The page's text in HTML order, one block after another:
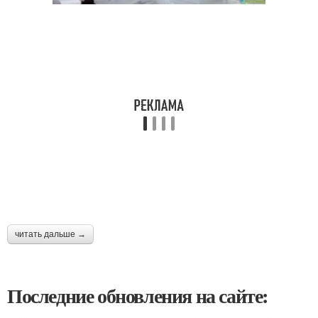
читать дальше →
Последние обновления на сайте: